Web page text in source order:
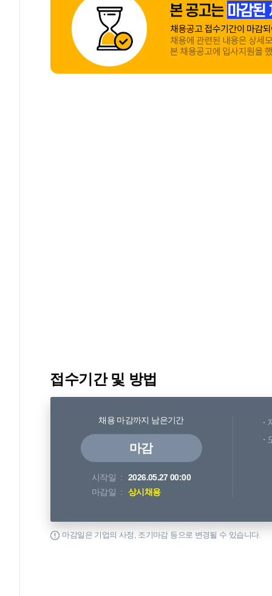
접수기간 및 방법
채용 마감까지 남은기간
마감
시작일
2026.05.27 00:00
마감일
상시채용
마감일은 기업의 사정, 조기마감 등으로 변경될 수 있습니다.